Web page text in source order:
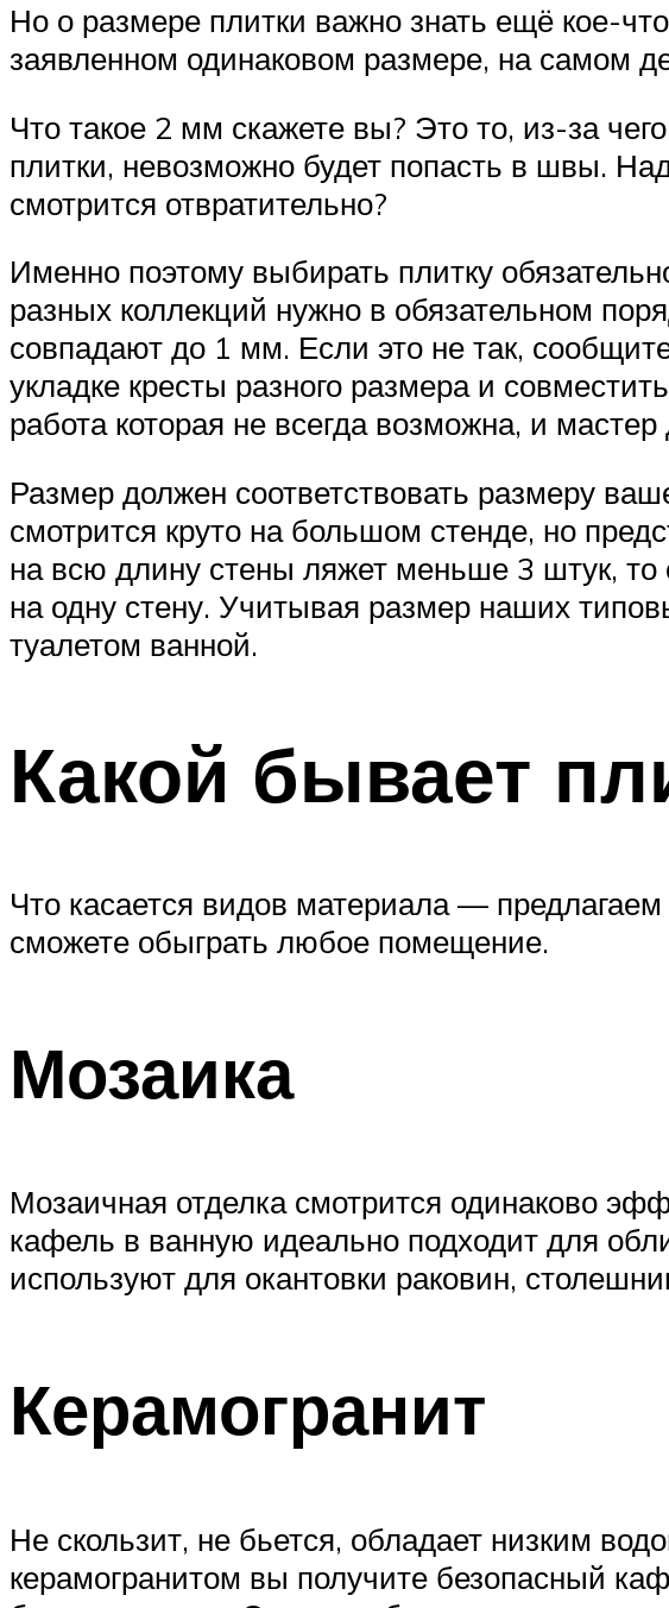
Но о размере плитки важно знать ещё кое-
заявленном одинаковом размере, на самом
Что такое 2 мм скажете вы? Это то, из-за
плитки, невозможно будет попасть в швы.
смотрится отвратительно?
Именно поэтому выбирать плитку
разных коллекций нужно в обязательном
совпадают до 1 мм. Если это не так,
укладке кресты разного размера и
работа которая не всегда возможна, и
Размер должен соответствовать размеру
смотрится круто на большом стенде, но
на всю длину стены ляжет меньше 3 штук, то
на одну стену. Учитывая размер наших
туалетом ванной.
Какой бывает
Что касается видов материала —
сможете обыграть любое помещение.
Мозаика
Мозаичная отделка смотрится одинаково
кафель в ванную идеально подходит для
используют для окантовки раковин,
Керамогранит
Не скользит, не бьется, обладает низким
керамогранитом вы получите безопасный